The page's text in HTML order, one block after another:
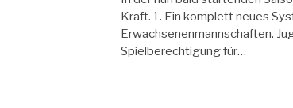
Kraft. 1. Ein komplett neues
Erwachsenenmannschaften.
Spielberechtigung für…